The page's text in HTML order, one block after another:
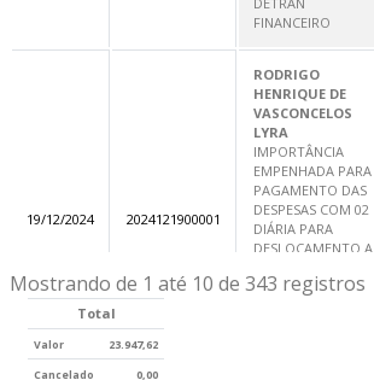
FINANCEIRO
19/12/2024 2024121900001
RODRIGO
HENRIQUE DE
VASCONCELOS
LYRA
IMPORTÂNCIA
EMPENHADA PARA
PAGAMENTO DAS
DESPESAS COM 02
DIÁRIA PARA
DESLOCAMENTO A
PARTICIPAR DO
Mostrando de 1 até 10 de 343 registros
Total
Valor 23.947,62
Cancelado 0,00